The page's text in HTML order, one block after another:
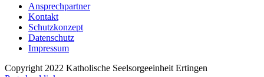
Ansprechpartner
Kontakt
Schutzkonzept
Datenschutz
Impressum
Copyright 2022 Katholische Seelsorgeeinheit Ertingen